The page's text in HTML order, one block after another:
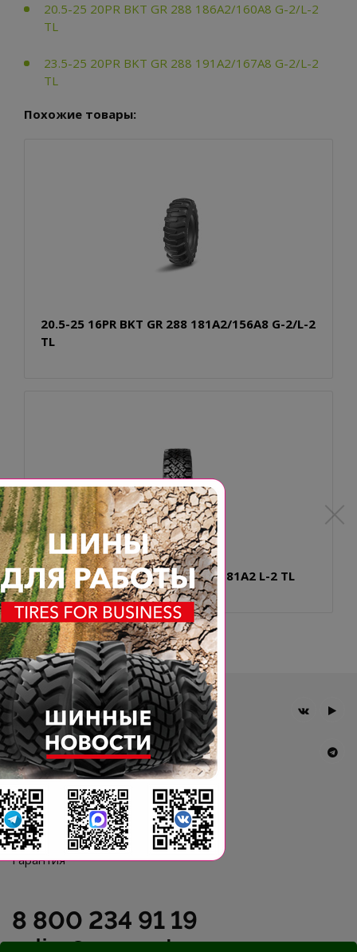
20.5-25 20PR BKT GR 288 186A2/160A8 G-2/L-2
TL
23.5-25 20PR BKT GR 288 191A2/167A8 G-2/L-2
TL
Похожие товары:
20.5-25 16PR BKT GR 288 181A2/156A8 G-2/L-2
TL
20.5-25 16PR BKT SNOW-RIDE 181A2 L-2 TL
Главная
Компания
Шины BKT
Новости
Статьи
Контакты
Гарантия
8 800 234 91 19
online@agromast.ru